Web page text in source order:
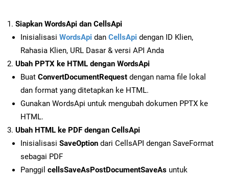
Siapkan WordsApi dan CellsApi
Inisialisasi WordsApi dan CellsApi dengan ID Klien,
Rahasia Klien, URL Dasar & versi API Anda
Ubah PPTX ke HTML dengan WordsApi
Buat ConvertDocumentRequest dengan nama file lokal
dan format yang ditetapkan ke HTML.
Gunakan WordsApi untuk mengubah dokumen PPTX ke
HTML.
Ubah HTML ke PDF dengan CellsApi
Inisialisasi SaveOption dari CellsAPI dengan SaveFormat
sebagai PDF
Panggil cellsSaveAsPostDocumentSaveAs untuk